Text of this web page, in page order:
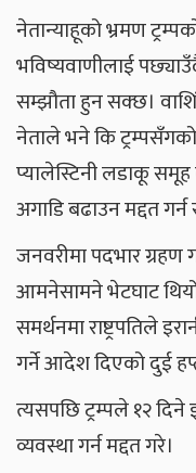
नेतान्याहूको भ्रमण
भविष्यवाणीलाई
सम्झौता हुन सक्छ।
नेताले भने कि
प्यालेस्टिनी लडाकू समूह
अगाडि बढाउन मद्दत
जनवरीमा पदभार ग्रहण
आमनेसामने भेटघाट
समर्थनमा राष्ट्रपतिले
गर्ने आदेश दिएको दुई
त्यसपछि ट्रम्पले १२ दिने
व्यवस्था गर्न मद्दत गरे।